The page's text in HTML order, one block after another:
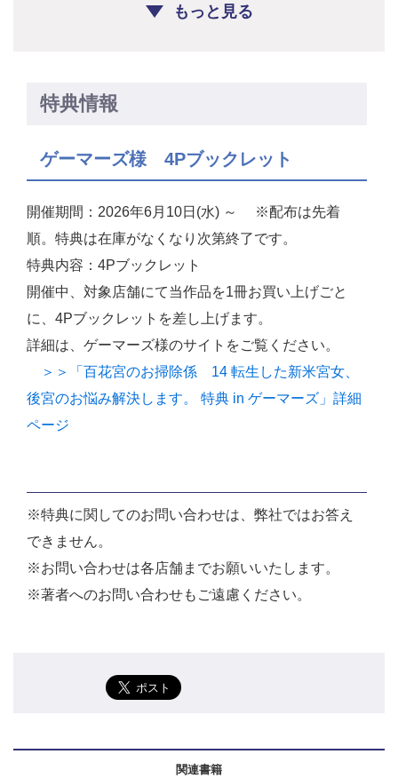
もっと見る
特典情報
ゲーマーズ様 4Pブックレット
開催期間：2026年6月10日(水) ～ ※配布は先着
順。特典は在庫がなくなり次第終了です。
特典内容：4Pブックレット
開催中、対象店舗にて当作品を1冊お買い上げごと
に、4Pブックレットを差し上げます。
詳細は、ゲーマーズ様のサイトをご覧ください。
＞＞「百花宮のお掃除係 14 転生した新米宮女、
後宮のお悩み解決します。 特典 in ゲーマーズ」詳細
ページ
※特典に関してのお問い合わせは、弊社ではお答え
できません。
※お問い合わせは各店舗までお願いいたします。
※著者へのお問い合わせもご遠慮ください。
関連書籍